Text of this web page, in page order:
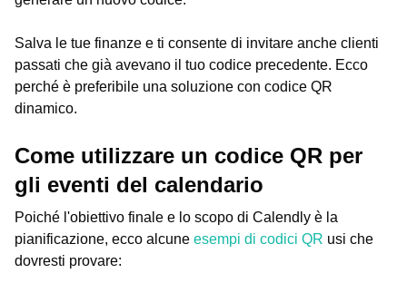
Salva le tue finanze e ti consente di invitare anche clienti
passati che già avevano il tuo codice precedente. Ecco
perché è preferibile una soluzione con codice QR
dinamico.
Come utilizzare un codice QR per
gli eventi del calendario
Poiché l'obiettivo finale e lo scopo di Calendly è la
pianificazione, ecco alcune esempi di codici QR usi che
dovresti provare: